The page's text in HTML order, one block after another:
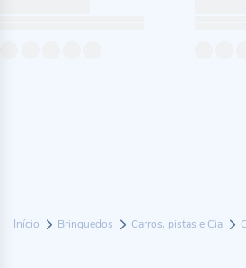
Início Brinquedos Carros, pistas e Cia